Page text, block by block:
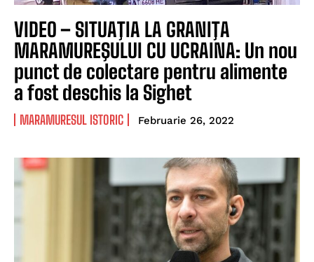
VIDEO – SITUAŢIA LA GRANIŢA
MARAMUREŞULUI CU UCRAINA: Un nou
punct de colectare pentru alimente
a fost deschis la Sighet
MARAMURESUL ISTORIC Februarie 26, 2022